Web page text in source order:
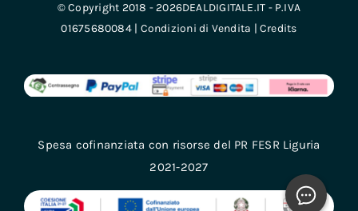
© Copyright 2018 - 2026DEALDIGITALE.IT - P.IVA
01675680084 | Condizioni di Vendita | Credits
Spesa cofinanziata con risorse del PR FESR Liguria
2021-2027